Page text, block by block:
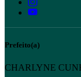
Prefeito(a)
CHARLYNE